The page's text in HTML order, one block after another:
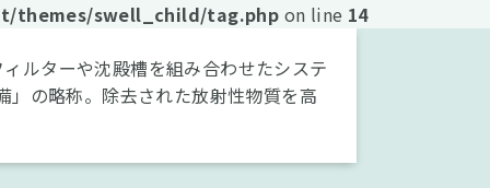
themes/swell_child/tag.php on line 14
ルターや沈殿槽を組み合わせたシステ
」の略称。除去された放射性物質を高